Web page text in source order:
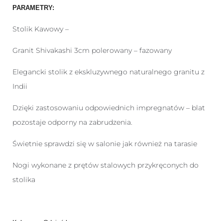
PARAMETRY:
Stolik Kawowy –
Granit Shivakashi 3cm polerowany – fazowany
Elegancki stolik z ekskluzywnego naturalnego granitu z
Indii
Dzięki zastosowaniu odpowiednich impregnatów – blat
pozostaje odporny na zabrudzenia.
Świetnie sprawdzi się w salonie jak również na tarasie
Nogi wykonane z prętów stalowych przykręconych do
stolika